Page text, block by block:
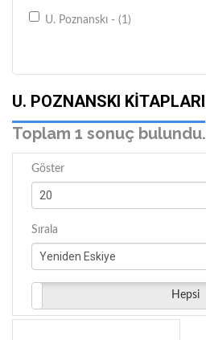
U. Poznanskı - (1)
U. POZNANSKI KITAPLARI
Toplam 1 sonuç bulundu.
Göster
Sırala
Hepsi